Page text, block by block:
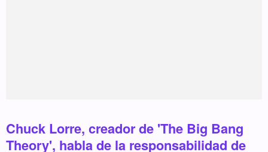
Chuck Lorre, creador de 'The Big Bang
Theory', habla de la responsabilidad de